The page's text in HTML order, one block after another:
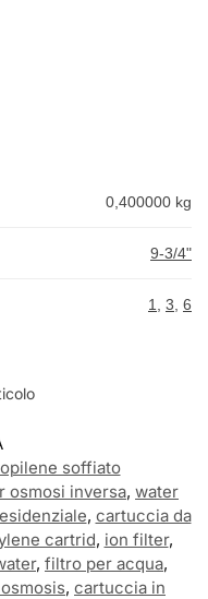
0,400000 kg
9-3/4"
1 3 6
soffiato
osmosi inversa, water
, cartuccia da
cartrid, ion filter,
, filtro per acqua,
, cartuccia in